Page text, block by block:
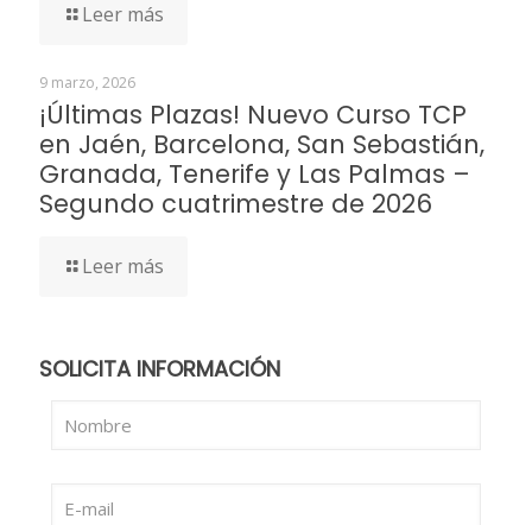
Leer más
9 marzo, 2026
¡Últimas Plazas! Nuevo Curso TCP
en Jaén, Barcelona, San Sebastián,
Granada, Tenerife y Las Palmas –
Segundo cuatrimestre de 2026
Leer más
SOLICITA INFORMACIÓN